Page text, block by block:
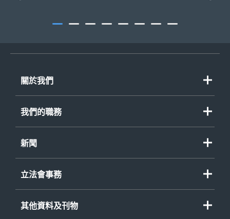
關於我們
我們的職務
新聞
立法會事務
其他資料及刊物